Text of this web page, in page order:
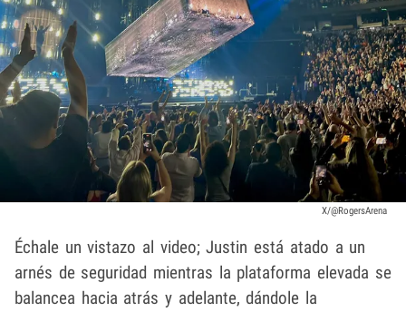
X/@RogersArena
Échale un vistazo al video; Justin está atado a un
arnés de seguridad mientras la plataforma elevada se
balancea hacia atrás y adelante, dándole la